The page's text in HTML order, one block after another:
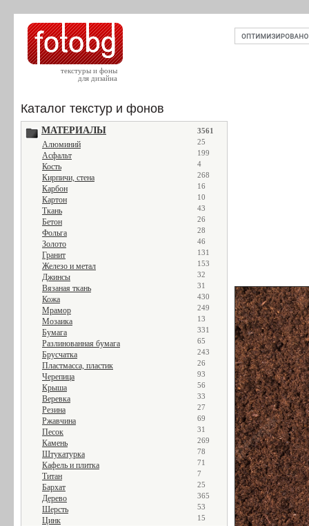
текстуры и фоны
для дизайна
Каталог текстур и фонов
МАТЕРИАЛЫ 3561
Алюминий 25
Асфальт 199
Кость 4
Кирпичи, стена 268
Карбон 16
Картон 10
Ткань 43
Бетон 26
Фольга 28
Золото 46
Гранит 131
Железо и метал 153
Джинсы 32
Вязаная ткань 31
Кожа 430
Мрамор 249
Мозаика 13
Бумага 331
Разлинованная бумага 65
Брусчатка 243
Пластмасса, пластик 26
Черепица 93
Крыша 56
Веревка 33
Резина 27
Ржавчина 69
Песок 31
Камень 269
Штукатурка 78
Кафель и плитка 71
Титан 7
Бархат 25
Дерево 365
Шерсть 53
Цинк 15